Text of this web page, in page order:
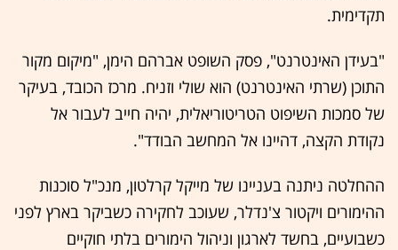
תקדימית.
"בעידן האינטרנט", פסק השופט אברהם הימן, "מיקום מקור
התוכן (שרתי האינטרנט) הוא שולי וזניח. מרכז הכובד, בעיקר
של סמכות השיפוט הטריטוריאלית, יהיה חייב לעבור אל
נקודת הקצה, דהיינו אל המחשב הבודד".
ההחלטה ניתנה בעניינו של מייקל קרלטון, מנכ"ל סוכנות
ההימורים ויקטור צ'נדלר, שעוכב לחקירה כשביקר בארץ לפני
כשבועיים, בחשד לארגון וניהול הימורים בלתי חוקיים